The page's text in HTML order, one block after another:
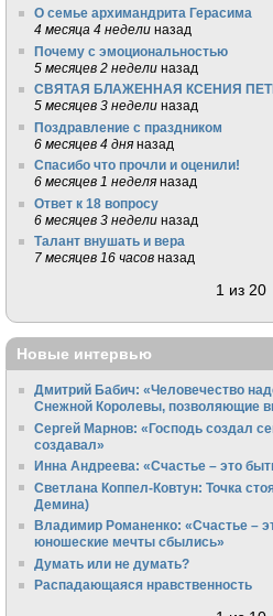
О семье архимандрита Герасима
4 месяца 4 недели назад
Почему с эмоциональностью
5 месяцев 2 недели назад
СВЯТАЯ БЛАЖЕННАЯ КСЕНИЯ
5 месяцев 3 недели назад
Поздравление с праздником
6 месяцев 4 дня назад
Спасибо что прочли и оценили!
6 месяцев 1 неделя назад
Ответ к 18 вопросу
6 месяцев 3 недели назад
Талант внушать и вера
7 месяцев 16 часов назад
1 из 20
Новые интервью
Дмитрий Бабич: «Человечество
Снежной Королевы, позволяющие
Сергей Марнов: «Господь создал
создавал»
Инна Андреева: «Счастье – это
Светлана Коппел-Ковтун: Точка
Демина)
Владимир Романенко: «Счастье –
юношеские мечты сбылись»
Думать или не думать?
Распадающаяся нравственность